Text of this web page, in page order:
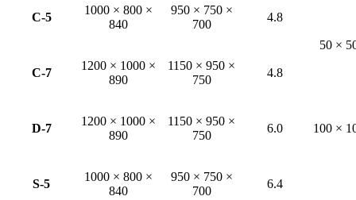
C-5
1000 × 800 ×
840
950 × 750 ×
700
4.8
50 ×
C-7
1200 × 1000 ×
890
1150 × 950 ×
750
4.8
D-7
1200 × 1000 ×
890
1150 × 950 ×
750
6.0 100 ×
S-5
1000 × 800 ×
840
950 × 750 ×
700
6.4